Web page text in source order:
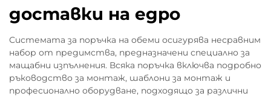
доставки на едро
Системата за поръчка на обеми осигурява несравним
набор от предимства, предназначени специално за
мащабни изпълнения. Всяка поръчка включва подробно
ръководство за монтаж, шаблони за монтаж и
професионално оборудване, подходящо за различни